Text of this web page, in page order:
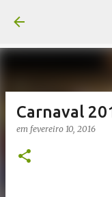
Carnaval
em fevereiro 10, 2016